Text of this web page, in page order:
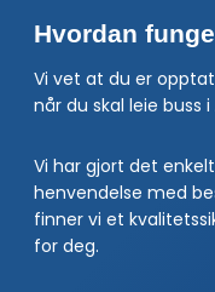
Hvordan
Vi vet at du er
når du skal leie buss i
Vi har gjort det
henvendelse med
finner vi et
for deg.